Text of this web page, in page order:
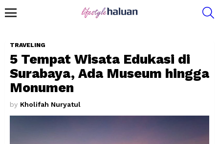
TRAVELING
5 Tempat Wisata Edukasi di
Surabaya, Ada Museum hingga
Monumen
by Kholifah Nuryatul